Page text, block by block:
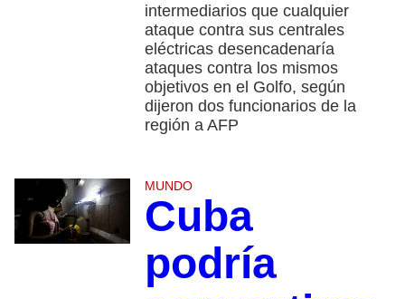
intermediarios que cualquier
ataque contra sus centrales
eléctricas desencadenaría
ataques contra los mismos
objetivos en el Golfo, según
dijeron dos funcionarios de la
región a AFP
MUNDO
Cuba
podría